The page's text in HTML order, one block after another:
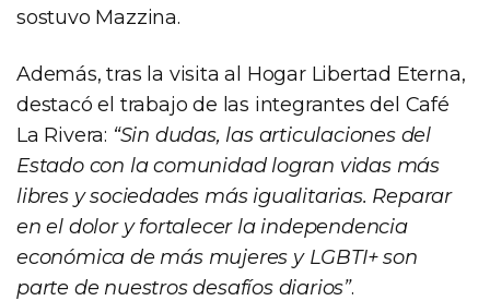
sostuvo Mazzina.
Además, tras la visita al Hogar Libertad Eterna,
destacó el trabajo de las integrantes del Café
La Rivera: “Sin dudas, las articulaciones del
Estado con la comunidad logran vidas más
libres y sociedades más igualitarias. Reparar
en el dolor y fortalecer la independencia
económica de más mujeres y LGBTI+ son
parte de nuestros desafíos diarios”.